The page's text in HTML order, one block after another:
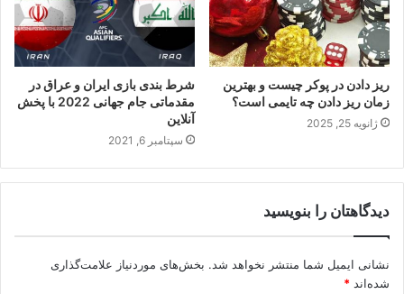
ریز دادن در پوکر چیست و بهترین
زمان ریز دادن چه تایمی است؟
ژانویه 25, 2025
شرط بندی بازی ایران و عراق در
مقدماتی جام جهانی 2022 با پخش
آنلاین
سپتامبر 6, 2021
دیدگاهتان را بنویسید
نشانی ایمیل شما منتشر نخواهد شد. بخش‌های موردنیاز علامت‌گذاری
شده‌اند *